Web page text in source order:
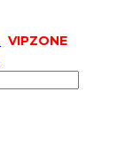
VIPZONE